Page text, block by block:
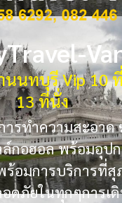
นนทบุรี Vip 10
13 ที่นั่ง
รทำความสะอาด
กอฮอล พร้อมอุป
อมการบริการที่
ดภัยในทุกๆการเ